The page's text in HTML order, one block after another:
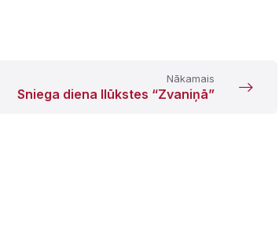
Nākamais
Sniega diena Ilūkstes “Zvaniņā”